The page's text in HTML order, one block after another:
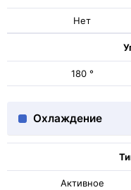
Нет
180 °
Охлаждение
Активное